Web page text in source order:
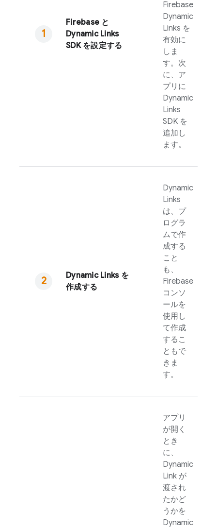
Firebase と
Dynamic Links
SDK を設定する
Firebase
Dynamic
Links を
有効に
しま
す。次
に、ア
プリに
Dynamic
Links
SDK を
追加し
ます。
Dynamic Linksを
作成する
Dynamic
Links
は、プ
ログラ
ムで作
成する
こと
も、
Firebase
コンソ
ールを
使用し
て作成
するこ
ともで
きま
す。
アプリ
が開く
とき
に、
Dynamic
Link が
渡され
たかど
うかを
Dynamic